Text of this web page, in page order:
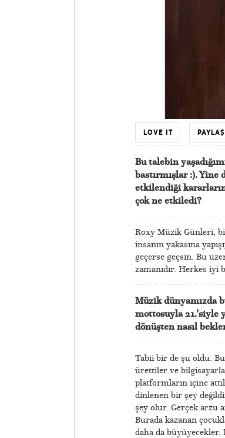
LOVE IT PAYLAŞ
Bu talebin
bastırmışlar :). Yine
etkilendiği
çok ne etkiledi?
Roxy Müzik Günleri,
insanın yakasına
geçerse geçsin. Bu
zamanıdır. Herkes iyi
Müzik dünyamızda
mottosuyla 21.’siyle
dönüşten nasıl
Tabii bir de şu oldu.
ürettiler ve
platformların içine
dinlenen bir şey
şey olur. Gerçek arzu
Burada kazanan
daha da büyüyecekler.